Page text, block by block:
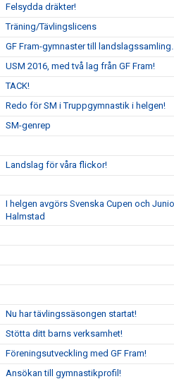
Felsydda dräkter!
Träning/Tävlingslicens
GF Fram-gymnaster till
USM 2016, med två lag från GF Fram!
TACK!
Redo för SM i Truppgymnastik i helgen!
SM-genrep
Landslag för våra flickor!
I helgen avgörs Svenska Cupen och
Halmstad
Nu har tävlingssäsongen startat!
Stötta ditt barns verksamhet!
Föreningsutveckling med GF Fram!
Ansökan till gymnastikprofil!